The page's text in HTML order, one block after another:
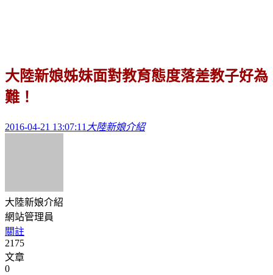
大陸新娘姊妹面對教育態度落差教子好為
難！
2016-04-21 13:07:11 大陸新娘介紹
大陸新娘介紹
網站管理員
關註
2175
文章
0